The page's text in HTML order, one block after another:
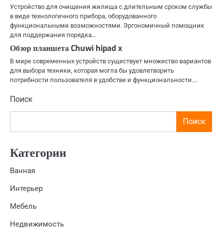
Устройство для очищения жилища с длительным сроком службы
в виде технологичного прибора, оборудованного
функциональными возможностями. Эргономичный помощник
для поддержания порядка…
Обзор планшета Chuwi hipad x
В мире современных устройств существует множество вариантов
для выбора техники, которая могла бы удовлетворить
потребности пользователя в удобстве и функциональности.…
Поиск
Поиск
Категории
Ванная
Интерьер
Мебель
Недвижимость